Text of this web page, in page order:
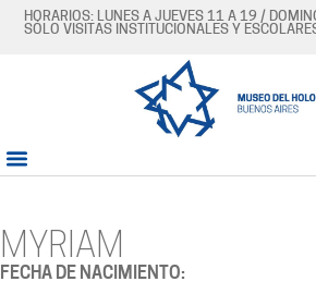
HORARIOS: LUNES A JUEVES 11 A 19 /
SÓLO VISITAS INSTITUCIONALES Y
MYRIAM
FECHA DE NACIMIENTO: